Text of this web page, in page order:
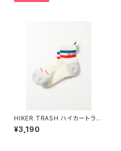
HIKER TRASH ハイカートラッ
シュ / H.Y.O.H ”HIKE TREK M
ID” / WHT / BLU / RED
¥3,190